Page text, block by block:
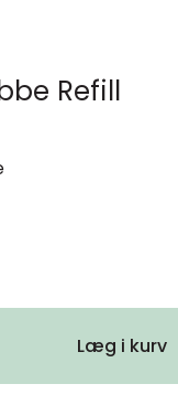
Refill
Læg i kurv